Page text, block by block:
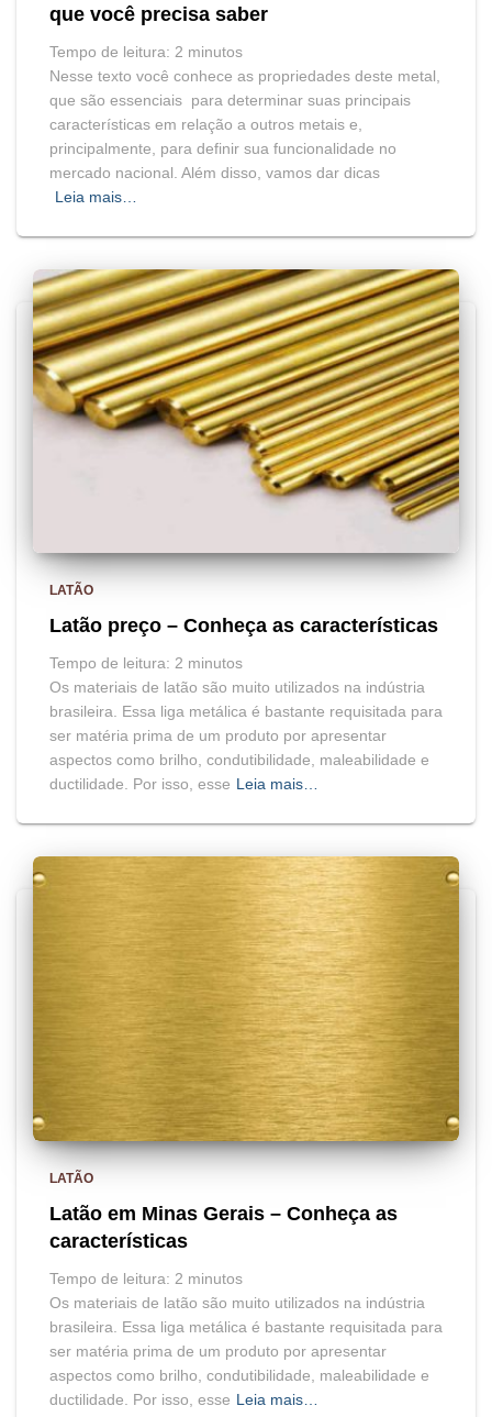
que você precisa saber
Tempo de leitura: 2 minutos
Nesse texto você conhece as propriedades deste metal,
que são essenciais para determinar suas principais
características em relação a outros metais e,
principalmente, para definir sua funcionalidade no
mercado nacional. Além disso, vamos dar dicas
Leia mais…
LATÃO
Latão preço – Conheça as características
Tempo de leitura: 2 minutos
Os materiais de latão são muito utilizados na indústria
brasileira. Essa liga metálica é bastante requisitada para
ser matéria prima de um produto por apresentar
aspectos como brilho, condutibilidade, maleabilidade e
ductilidade. Por isso, esse Leia mais…
LATÃO
Latão em Minas Gerais – Conheça as
características
Tempo de leitura: 2 minutos
Os materiais de latão são muito utilizados na indústria
brasileira. Essa liga metálica é bastante requisitada para
ser matéria prima de um produto por apresentar
aspectos como brilho, condutibilidade, maleabilidade e
ductilidade. Por isso, esse Leia mais…